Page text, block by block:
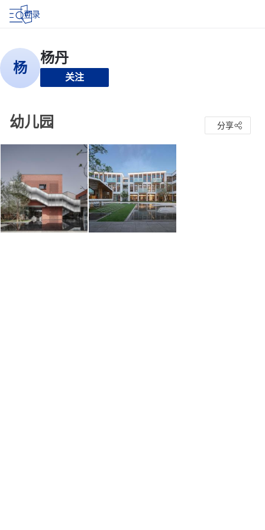
登录
关注
幼儿园 分享